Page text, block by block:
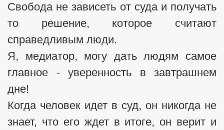
Свобода не зависеть от суда и получать
то решение, которое считают
справедливым люди.
Я, медиатор, могу дать людям самое
главное - уверенность в завтрашнем
дне!
Когда человек идет в суд, он никогда не
знает, что его ждет в итоге, он верит и